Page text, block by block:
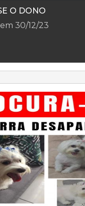
O DONO
30/12/23